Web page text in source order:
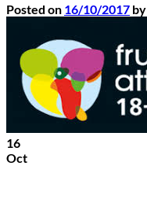
Posted on 16/10/2017 by
16
Oct